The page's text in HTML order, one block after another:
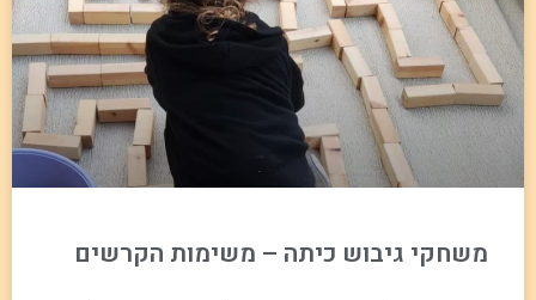
משחקי גיבוש כיתה – משימות הקרשים